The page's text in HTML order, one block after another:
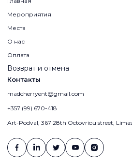
Мероприятия
Места
О нас
Оплата
Возврат и отмена
Контакты
madcherryent@gmail.com
+357 (99) 670-418
Art-Podval, 367 28th Octovriou street,